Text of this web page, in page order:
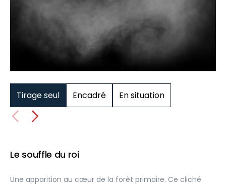
Tirage seul Encadré En situation
Le souffle du roi
Une apparition au cœur de la forêt primaire. Ce cliché